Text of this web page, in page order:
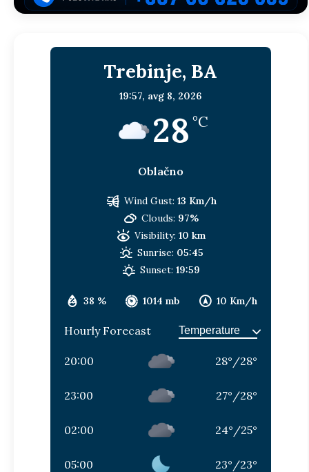
Trebinje, BA
19:57, avg 8, 2026
28 °C
Oblačno
38 % 1014 mb 10 Km/h
Wind Gust: 13 Km/h
Clouds: 97%
Visibility: 10 km
Sunrise: 05:45
Sunset: 19:59
Hourly Forecast
20:00 28° /28°
23:00 27° /28°
02:00 24° /25°
05:00 23° /23°